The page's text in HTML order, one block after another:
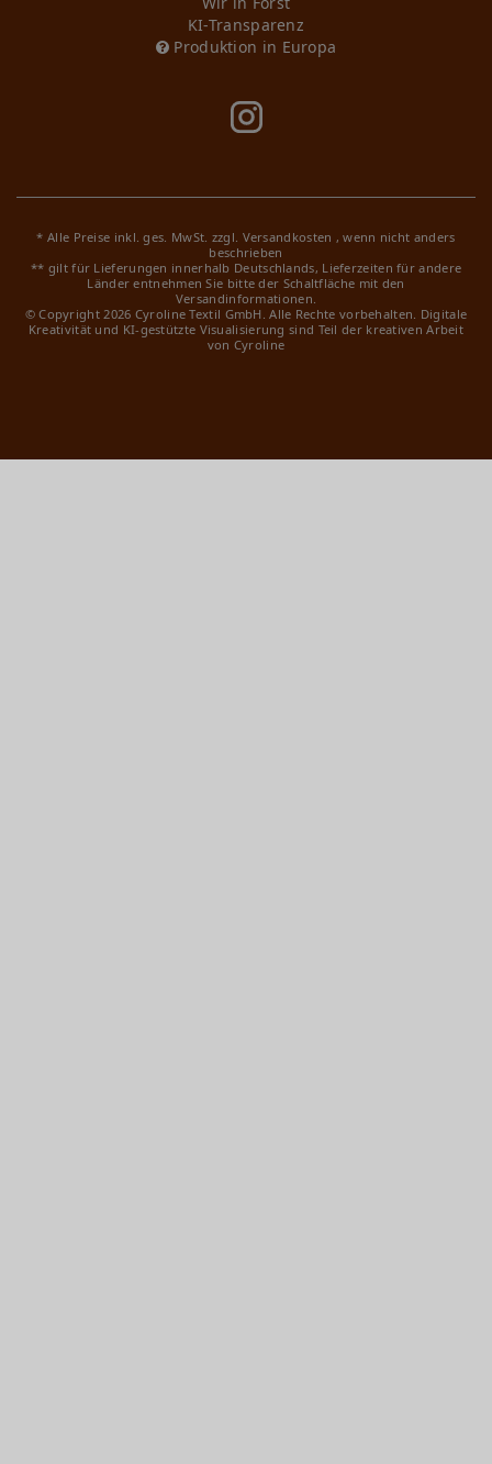
KI-Transparenz
Produktion in Europa
* Alle Preise inkl. ges. MwSt. zzgl. Versandkosten , wenn nicht anders
beschrieben
** gilt für Lieferungen innerhalb Deutschlands, Lieferzeiten für andere
Länder entnehmen Sie bitte der Schaltfläche mit den
Versandinformationen.
© Copyright 2026 Cyroline Textil GmbH. Alle Rechte vorbehalten. Digitale
Kreativität und KI-gestützte Visualisierung sind Teil der kreativen Arbeit
von Cyroline